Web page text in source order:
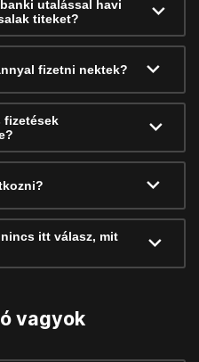
utalással havi
titeket?
fizetni nektek?
fizetések
itt válasz, mit
vagyok